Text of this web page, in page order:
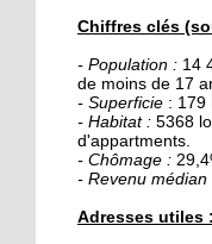
16 septembre
De la
Ricochet
16 septembre
Table et
Chiffres clés
- Population : 14
de moins de 17
- Superficie : 179
- Habitat : 5368
d'appartments.
- Chômage :
- Revenu médian
Adresses utiles :